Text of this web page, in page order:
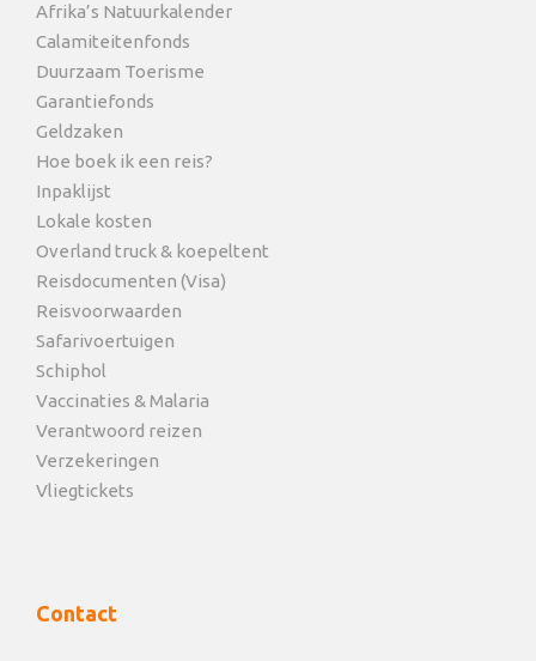
Afrika’s Natuurkalender
Calamiteitenfonds
Duurzaam Toerisme
Garantiefonds
Geldzaken
Hoe boek ik een reis?
Inpaklijst
Lokale kosten
Overland truck & koepeltent
Reisdocumenten (Visa)
Reisvoorwaarden
Safarivoertuigen
Schiphol
Vaccinaties & Malaria
Verantwoord reizen
Verzekeringen
Vliegtickets
Contact